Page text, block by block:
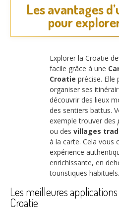
Les avantages
pour
Explorer la Croatie
facile grâce à une
Croatie précise. Elle
organiser ses
découvrir des lieux
des sentiers battus.
exemple trouver des
ou des villages
à la carte. Cela vous
expérience
enrichissante, en
touristiques habituels.
Les meilleures
Croatie